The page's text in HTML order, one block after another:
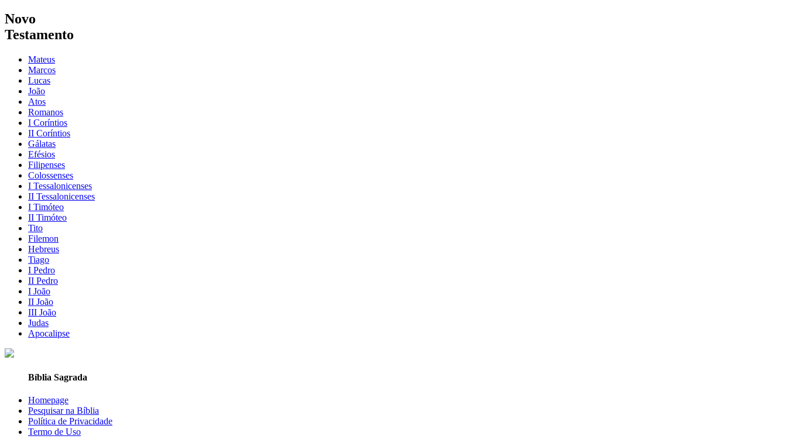
Novo
Testamento
Mateus
Marcos
Lucas
João
Atos
Romanos
I Coríntios
II Coríntios
Gálatas
Efésios
Filipenses
Colossenses
I Tessalonicenses
II Tessalonicenses
I Timóteo
II Timóteo
Tito
Filemon
Hebreus
Tiago
I Pedro
II Pedro
I João
II João
III João
Judas
Apocalipse
Bíblia Sagrada
Homepage
Pesquisar na Bíblia
Política de Privacidade
Termo de Uso